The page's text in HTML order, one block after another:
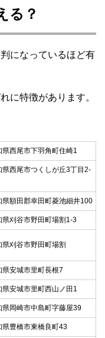
る？
になっているほど有
に特徴があります。
西尾市下羽角町住崎1
西尾市つくしが丘3丁目2‐
額田郡幸田町菱池細井100
刈谷市野田町場割1‐3
刈谷市野田町場割
安城市里町長根7
安城市里町西山ノ田1
岡崎市中島町字藤屋39
豊橋市東橋良町43